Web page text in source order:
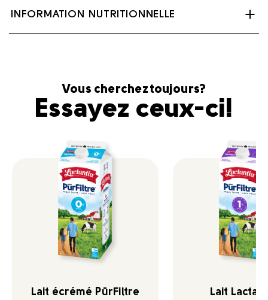
Lait partiellement écrémé, palmitate de vitamine A et
INFORMATION NUTRITIONNELLE
Vous cherchez toujours?
Essayez ceux-ci!
Lait écrémé PūrFiltre
Lait